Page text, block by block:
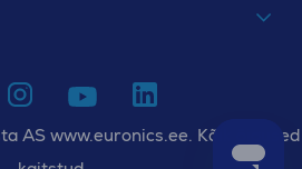
AS www.euronics.ee. Kõik õigused